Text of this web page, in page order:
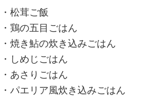
・松茸ご飯
・鶏の五目ごはん
・焼き鮎の炊き込みごはん
・しめじごはん
・あさりごはん
・パエリア風炊き込みごはん